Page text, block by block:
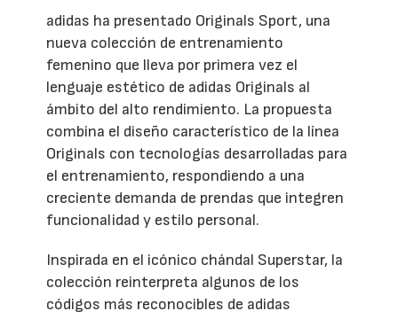
adidas ha presentado Originals Sport, una
nueva colección de entrenamiento
femenino que lleva por primera vez el
lenguaje estético de adidas Originals al
ámbito del alto rendimiento. La propuesta
combina el diseño característico de la línea
Originals con tecnologías desarrolladas para
el entrenamiento, respondiendo a una
creciente demanda de prendas que integren
funcionalidad y estilo personal.
Inspirada en el icónico chándal Superstar, la
colección reinterpreta algunos de los
códigos más reconocibles de adidas